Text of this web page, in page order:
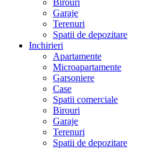
Birouri
Garaje
Terenuri
Spatii de depozitare
Inchirieri
Apartamente
Microapartamente
Garsoniere
Case
Spatii comerciale
Birouri
Garaje
Terenuri
Spatii de depozitare